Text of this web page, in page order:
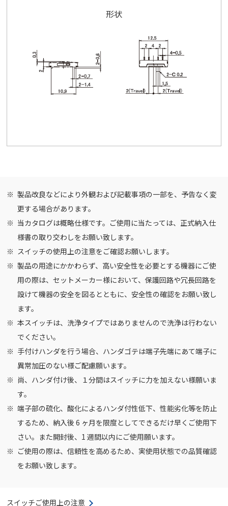
形状
製品改良などにより外観および記載事項の一部を、予告なく変
更する場合があります。
当カタログは概略仕様です。ご使用に当たっては、正式納入仕
様書の取り交わしをお願い致します。
スイッチの使用上の注意をご確認お願いします。
製品の用途にかかわらず、高い安全性を必要とする機器にご使
用の際は、セットメーカー様において、保護回路や冗長回路を
設けて機器の安全を図るとともに、安全性の確認をお願い致し
ます。
本スイッチは、洗浄タイプではありませんので洗浄は行わない
でください。
手付けハンダを行う場合、ハンダゴテは端子先端にあて端子に
異常加圧のない様ご配慮願います。
尚、ハンダ付け後、１分間はスイッチに力を加えない様願いま
す。
端子部の硫化、酸化によるハンダ付性低下、性能劣化等を防止
するため、納入後 6 ヶ月を限度としてできるだけ早くご使用下
さい。また開封後、1 週間以内にご使用願います。
ご使用の際は、信頼性を高めるため、実使用状態での品質確認
をお願い致します。
スイッチご使用上の注意